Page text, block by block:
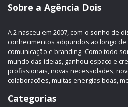
Sobre a Agência Dois
A 2 nasceu em 2007, com o sonho de
conhecimentos adquiridos ao longo
comunicação e branding. Como todo
mundo das ideias, ganhou espaço e
profissionais, novas necessidades,
colaborações, muitas energias boas,
Categorias